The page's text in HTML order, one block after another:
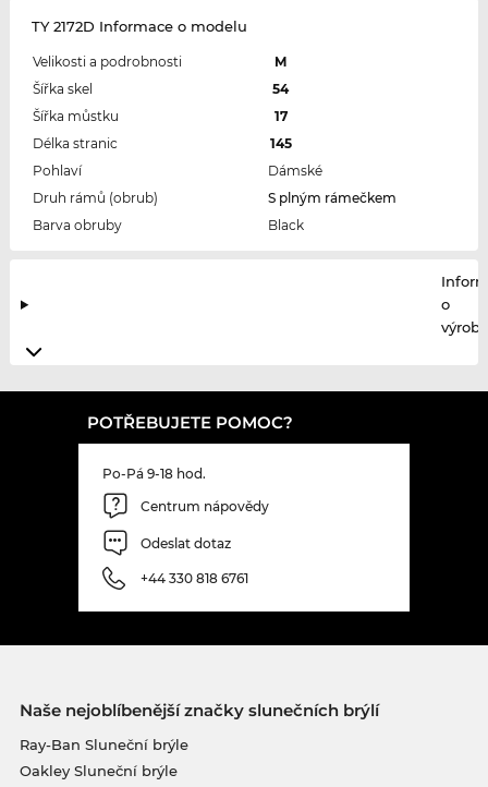
TY 2172D Informace o modelu
Velikosti a podrobnosti
M
Šířka skel
54
Šířka můstku
17
Délka stranic
145
Pohlaví
Dámské
Druh rámů (obrub)
S plným rámečkem
Barva obruby
Black
o
POTŘEBUJETE POMOC?
Po-Pá 9-18 hod.
Centrum nápovědy
Odeslat dotaz
+44 330 818 6761
Naše nejoblíbenější značky slunečních brýlí
Ray-Ban Sluneční brýle
Oakley Sluneční brýle